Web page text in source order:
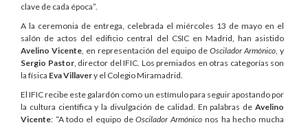
clave de cada época”.
A la ceremonia de entrega, celebrada el miércoles 13 de mayo en el
salón de actos del edificio central del CSIC en Madrid, han asistido
Avelino Vicente , en representación del equipo de Oscilador Armónico , y
Sergio Pastor, director del IFIC. Los premiados en otras categorías son
la física Eva Villavery el Colegio Miramadrid.
El IFIC recibe este galardón como un estímulo para seguir apostando por
la cultura científica y la divulgación de calidad. En palabras de Avelino
Vicente: “A todo el equipo deOscilador Armónico nos ha hecho mucha